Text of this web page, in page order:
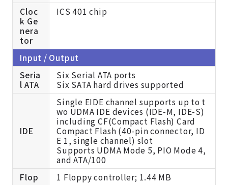
Cloc
k Ge
nera
tor
ICS 401 chip
Input / Output
Seria
l ATA
Six Serial ATA ports
Six SATA hard drives supported
IDE
Single EIDE channel supports up to t
wo UDMA IDE devices (IDE-M, IDE-S)
including CF(Compact Flash) Card
Compact Flash (40-pin connector, ID
E 1, single channel) slot
Supports UDMA Mode 5, PIO Mode 4,
and ATA/100
Flop
1 Floppy controller; 1.44 MB